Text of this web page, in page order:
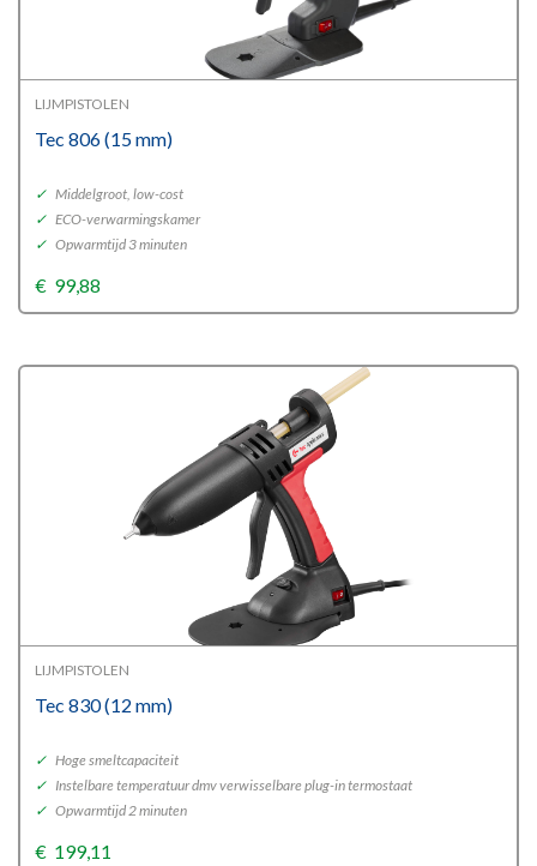
LIJMPISTOLEN
Tec 806 (15 mm)
✓ Middelgroot, low-cost
✓ ECO-verwarmingskamer
✓ Opwarmtijd 3 minuten
€ 99,88
LIJMPISTOLEN
Tec 830 (12 mm)
✓ Hoge smeltcapaciteit
✓ Instelbare temperatuur dmv verwisselbare plug-in termostaat
✓ Opwarmtijd 2 minuten
€ 199,11